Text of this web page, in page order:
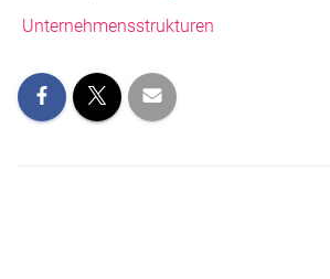
Unternehmensstrukturen